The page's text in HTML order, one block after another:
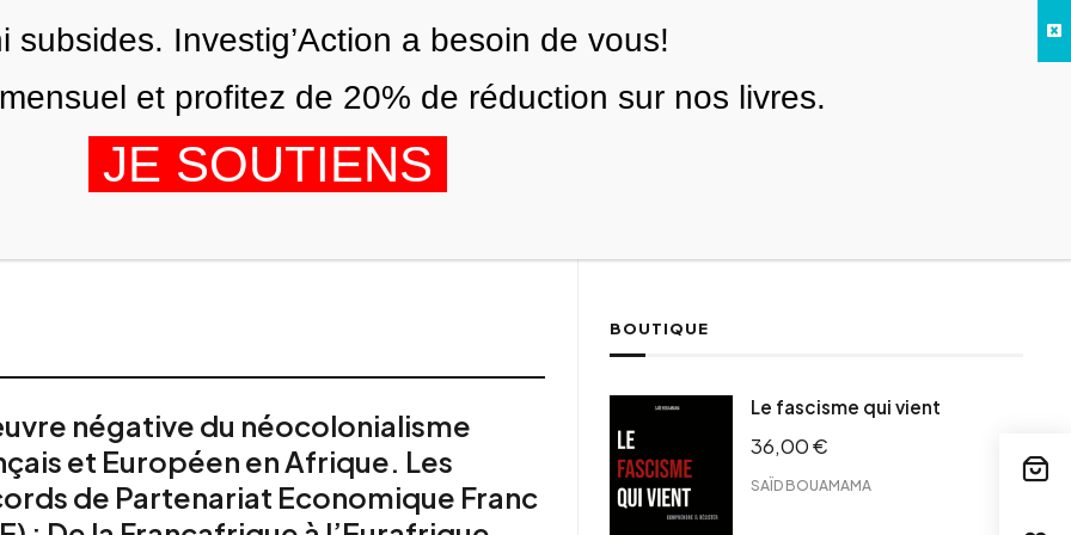
NOUS AGENDA
négative du néocolonialisme
et Européen en Afrique. Les
de Partenariat Economique Franc
BOUTIQUE
Le fascisme qui vient
36,00€
SAÏD BOUAMAMA
subsides. Investig’Action a besoin de vous!
et profitez de 20% de réduction sur nos livres.
JE SOUTIENS